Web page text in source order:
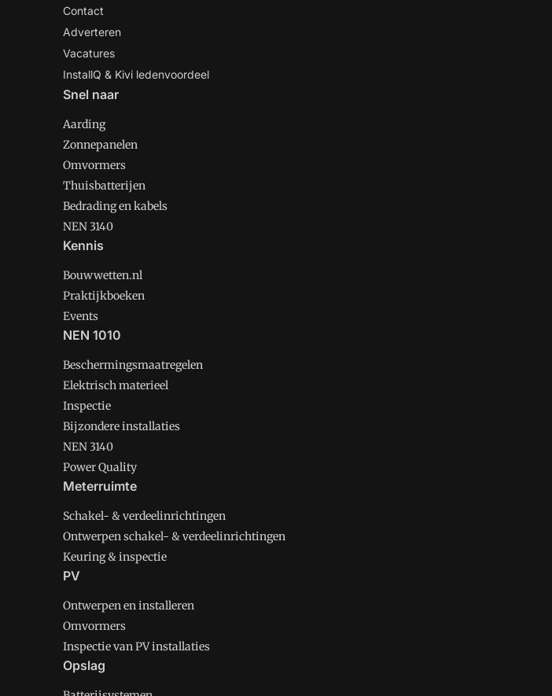
Contact
Adverteren
Vacatures
InstallQ & Kivi ledenvoordeel
Snel naar
Aarding
Zonnepanelen
Omvormers
Thuisbatterijen
Bedrading en kabels
NEN 3140
Kennis
Bouwwetten.nl
Praktijkboeken
Events
NEN 1010
Beschermingsmaatregelen
Elektrisch materieel
Inspectie
Bijzondere installaties
NEN 3140
Power Quality
Meterruimte
Schakel- & verdeelinrichtingen
Ontwerpen schakel- & verdeelinrichtingen
Keuring & inspectie
PV
Ontwerpen en installeren
Omvormers
Inspectie van PV installaties
Opslag